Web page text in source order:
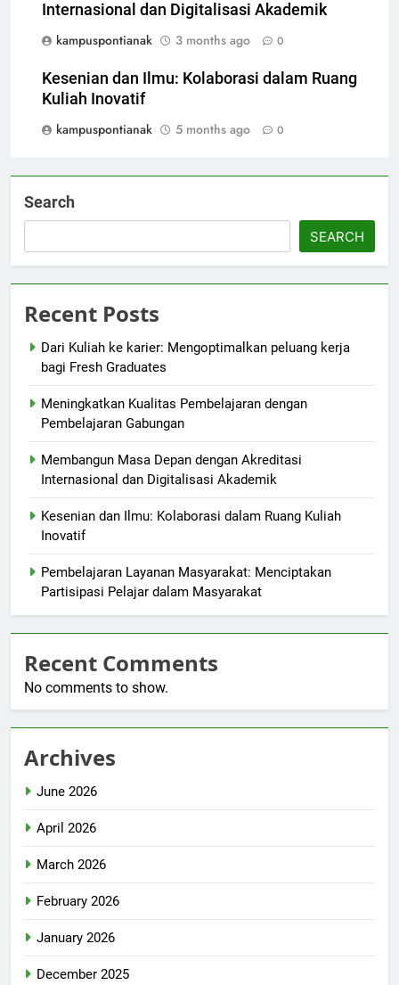
Internasional dan Digitalisasi Akademik
kampuspontianak
3 months ago 0
Kesenian dan Ilmu: Kolaborasi dalam Ruang
Kuliah Inovatif
kampuspontianak
5 months ago 0
Search
SEARCH
Recent Posts
Dari Kuliah ke karier: Mengoptimalkan peluang kerja
bagi Fresh Graduates
Meningkatkan Kualitas Pembelajaran dengan
Pembelajaran Gabungan
Membangun Masa Depan dengan Akreditasi
Internasional dan Digitalisasi Akademik
Kesenian dan Ilmu: Kolaborasi dalam Ruang Kuliah
Inovatif
Pembelajaran Layanan Masyarakat: Menciptakan
Partisipasi Pelajar dalam Masyarakat
Recent Comments
No comments to show.
Archives
June 2026
April 2026
March 2026
February 2026
January 2026
December 2025